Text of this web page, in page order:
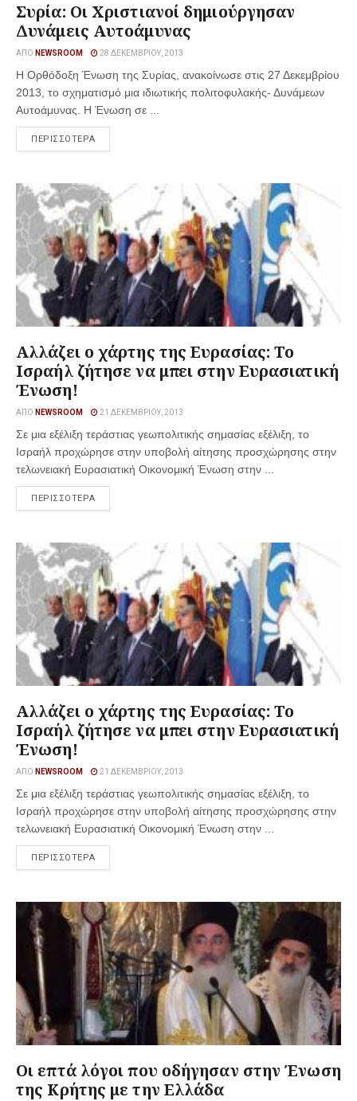
Συρία: Οι Χριστιανοί δημιούργησαν
Δυνάμεις Αυτοάμυνας
ΑΠΌ NEWSROOM 28 ΔΕΚΕΜΒΡΊΟΥ, 2013
Η Ορθόδοξη Ένωση της Συρίας, ανακοίνωσε στις 27 Δεκεμβρίου
2013, το σχηματισμό μια ιδιωτικής πολιτοφυλακής- Δυνάμεων
Αυτοάμυνας. Η Ένωση σε ...
ΠΕΡΙΣΣΟΤΕΡΑ
Αλλάζει ο χάρτης της Ευρασίας: Το
Ισραήλ ζήτησε να μπει στην Ευρασιατική
Ένωση!
ΑΠΌ NEWSROOM 21 ΔΕΚΕΜΒΡΊΟΥ, 2013
Σε μια εξέλιξη τεράστιας γεωπολιτικής σημασίας εξέλιξη, το
Ισραήλ προχώρησε στην υποβολή αίτησης προσχώρησης στην
τελωνειακή Ευρασιατική Οικονομική Ένωση στην ...
ΠΕΡΙΣΣΟΤΕΡΑ
Αλλάζει ο χάρτης της Ευρασίας: Το
Ισραήλ ζήτησε να μπει στην Ευρασιατική
Ένωση!
ΑΠΌ NEWSROOM 21 ΔΕΚΕΜΒΡΊΟΥ, 2013
Σε μια εξέλιξη τεράστιας γεωπολιτικής σημασίας εξέλιξη, το
Ισραήλ προχώρησε στην υποβολή αίτησης προσχώρησης στην
τελωνειακή Ευρασιατική Οικονομική Ένωση στην ...
ΠΕΡΙΣΣΟΤΕΡΑ
Οι επτά λόγοι που οδήγησαν στην Ένωση
της Κρήτης με την Ελλάδα